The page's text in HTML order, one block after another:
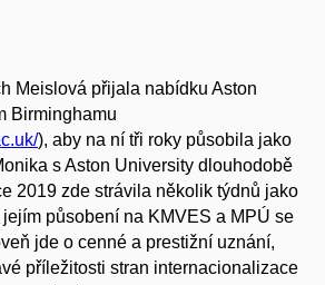
Meislová přijala nabídku Aston
Birminghamu
), aby na ní tři roky působila jako
s Aston University dlouhodobě
2019 zde strávila několik týdnů jako
působení na KMVES a MPÚ se
jde o cenné a prestižní uznání,
příležitosti stran internacionalizace